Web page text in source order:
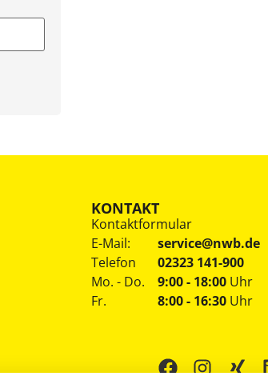
KONTAKT
Kontaktformular
E-Mail:
service@nwb.de
Telefon
02323 141-900
Mo. - Do.
Fr.
9:00 - 18:00 Uhr
8:00 - 16:30 Uhr